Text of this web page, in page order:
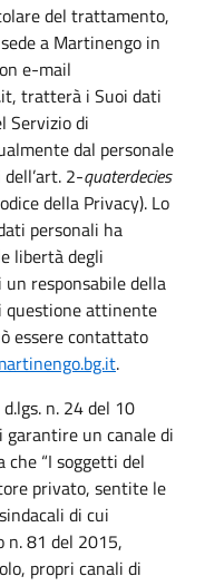
del trattamento,
a Martinengo in
e-mail
tratterà i Suoi dati
Servizio di
dal personale
2-quaterdecies
della Privacy). Lo
personali ha
libertà degli
responsabile della
questione attinente
essere contattato
.
n. 24 del 10
garantire un canale di
“I soggetti del
privato, sentite le
di cui
n. 81 del 2015,
propri canali di